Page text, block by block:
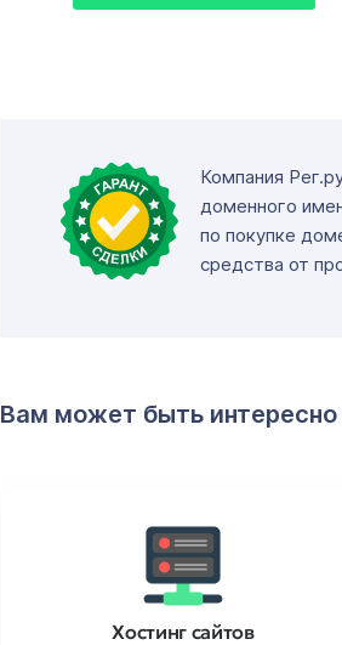
Компания
доменного
по покупке
средства от
Вам может быть интересно
Хостинг сайтов